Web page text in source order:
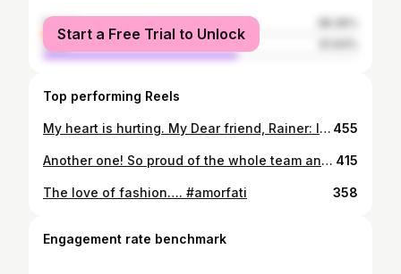
female
male
Start a Free Trial to Unlock
Top performing Reels
My heart is hurting. My Dear friend, Rainer: I can’t find the right words for the horrible accident that happened to you and your family, but I will try. I carry deep sorrow and can hardly cope with your terrible fate. Even though I was considered a rival or even a traitor to you during the last 15 years, I always considered you my foster father and mentor and also spoke of you as such. I will never be able to be grateful enough to you for everything you taught me and for the unforgettable time we had. I owe everything to you! Despite the radio silence, I have always thought a lot about you and wish I have had a different connection with you lately - unfortunately, that was not desired by you. You had your reasons to break off contact with me, which I absolutely respect. This picture of us has been hanging on my fridge since the day we took it. I never took it down because in my heart you were always considered a friend. When life ends like this, it is hard to even start to accept it. I am having sleepless nights trying to understand why this tragedy happened to you and your family and I just find cannot find an answer. I will always remember you and be grateful for having known you. Rest in Peace. 🕊 455
Another one! So proud of the whole team and especially Marc André Pfeiffer for the grand opening of Wellnest in Hamburg! It's an amazing product that will bring private wellness to the city. Go check it out and book your nest. #wellnest #privatespa #wellbeing #entspannung 415
The love of fashion…. #amorfati 358
Engagement rate benchmark